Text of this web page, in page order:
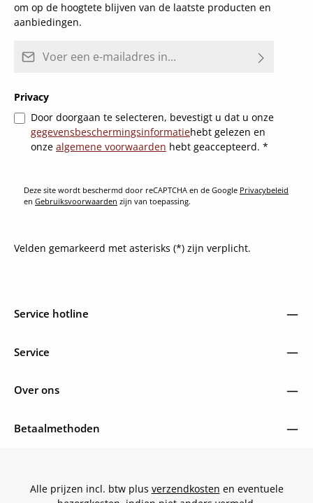
om op de hoogtete blijven van de laatste producten en
aanbiedingen.
Privacy
Door doorgaan te selecteren, bevestigt u dat u onze
gegevensbeschermingsinformatiehebt gelezen en
onze algemene voorwaarden hebt geaccepteerd. *
Deze site wordt beschermd door reCAPTCHA en de Google Privacybeleid
en Gebruiksvoorwaarden zijn van toepassing.
Velden gemarkeerd met asterisks (*) zijn verplicht.
Service hotline
Service
Over ons
Betaalmethoden
Alle prijzen incl. btw plus verzendkosten en eventuele